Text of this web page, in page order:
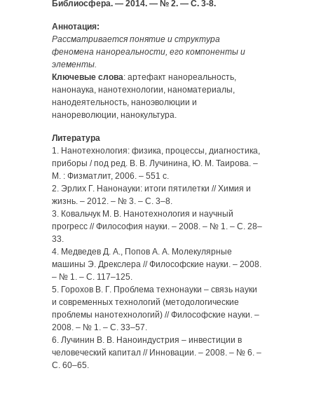
Библиосфера. — 2014. — № 2. — С. 3-8.
Аннотация:
Рассматривается понятие и структура
феномена нанореальности, его компоненты и
элементы.
Ключевые слова: артефакт нанореальность,
нанонаука, нанотехнологии, наноматериалы,
нанодеятельность, наноэволюции и
нанореволюции, нанокультура.
Литература
1. Нанотехнология: физика, процессы, диагностика,
приборы / под ред. В. В. Лучинина, Ю. М. Таирова. –
М. : Физматлит, 2006. – 551 с.
2. Эрлих Г. Нанонауки: итоги пятилетки // Химия и
жизнь. – 2012. – № 3. – С. 3–8.
3. Ковальчук М. В. Нанотехнология и научный
прогресс // Философия науки. – 2008. – № 1. – C. 28–
33.
4. Медведев Д. А., Попов А. А. Молекулярные
машины Э. Дрекслера // Философские науки. – 2008.
– № 1. – С. 117–125.
5. Горохов В. Г. Проблема технонауки – связь науки
и современных технологий (методологические
проблемы нанотехнологий) // Философские науки. –
2008. – № 1. – С. 33–57.
6. Лучинин В. В. Наноиндустрия – инвестиции в
человеческий капитал // Инновации. – 2008. – № 6. –
С. 60–65.